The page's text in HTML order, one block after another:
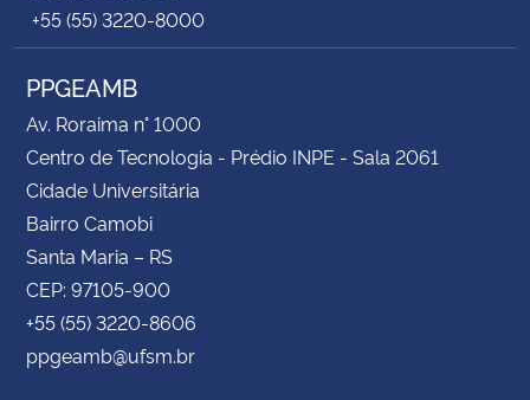
+55 (55) 3220-8000
PPGEAMB
Av. Roraima n° 1000
Centro de Tecnologia - Prédio INPE - Sala 2061
Cidade Universitária
Bairro Camobi
Santa Maria – RS
CEP: 97105-900
+55 (55) 3220-8606
ppgeamb@ufsm.br